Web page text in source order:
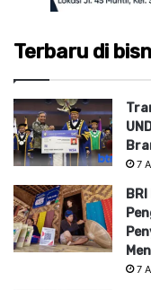
Terbaru di
7
7